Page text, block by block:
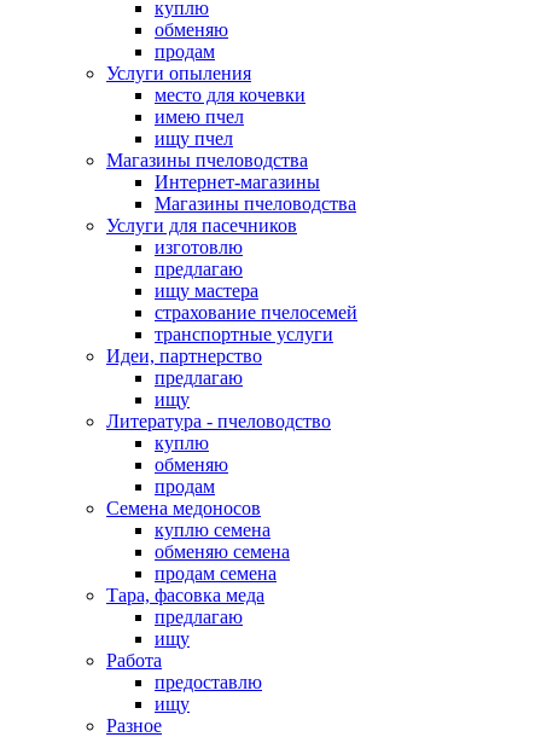
куплю
обменяю
продам
Услуги опыления
место для кочевки
имею пчел
ищу пчел
Магазины пчеловодства
Интернет-магазины
Магазины пчеловодства
Услуги для пасечников
изготовлю
предлагаю
ищу мастера
страхование пчелосемей
транспортные услуги
Идеи, партнерство
предлагаю
ищу
Литература - пчеловодство
куплю
обменяю
продам
Семена медоносов
куплю семена
обменяю семена
продам семена
Тара, фасовка меда
предлагаю
ищу
Работа
предоставлю
ищу
Разное